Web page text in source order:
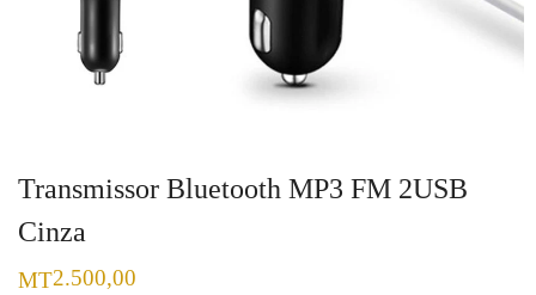
Transmissor Bluetooth MP3 FM 2USB
Cinza
MT2.500,00